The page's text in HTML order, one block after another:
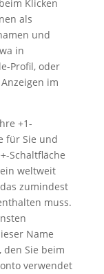
Klicken
als
und
in
Profil, oder
im
+1-
für Sie und
Schaltfläche
weltweit
zumindest
muss.
Name
Sie beim
verwendet